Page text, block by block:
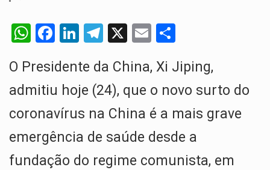
W
at
s
A
p
p
F
ce
b
o
o
k
Li
ke
dI
n
T
e
gr
a
m
X
E
ail ar
e
O Presidente da China, Xi Jiping,
admitiu hoje (24), que o novo surto do
coronavírus na China é a mais grave
emergência de saúde desde a
fundação do regime comunista, em